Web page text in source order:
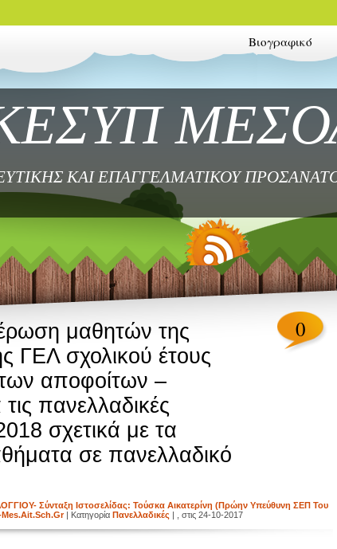
Βιογραφικό
ΚΑΙ ΕΠΑΓΓΕΛΜΑΤΙΚΟΥ
μαθητών της
ΓΕΛ σχολικού έτους
αποφοίτων –
πανελλαδικές
σχετικά με τα
σε πανελλαδικό
0
Σύνταξη Ιστοσελίδας: Τούσκα Αικατερίνη (πρώην Υπεύθυνη ΣΕΠ Του
Mes.ait.sch.gr| Κατηγορία Πανελλαδικές | , στις 24-10-2017